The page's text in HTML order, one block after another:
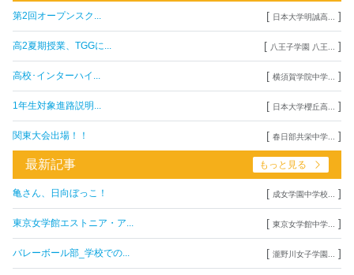
第2回オープンスク... [ 日本大学明誠高... ]
高2夏期授業、TGGに... [ 八王子学園 八王... ]
高校･インターハイ... [ 横須賀学院中学... ]
1年生対象進路説明... [ 日本大学櫻丘高... ]
関東大会出場！！ [ 春日部共栄中学... ]
最新記事 もっと見る
亀さん、日向ぼっこ！ [ 成女学園中学校... ]
東京女学館エストニア・ア... [ 東京女学館中学... ]
バレーボール部_学校での... [ 瀧野川女子学園... ]